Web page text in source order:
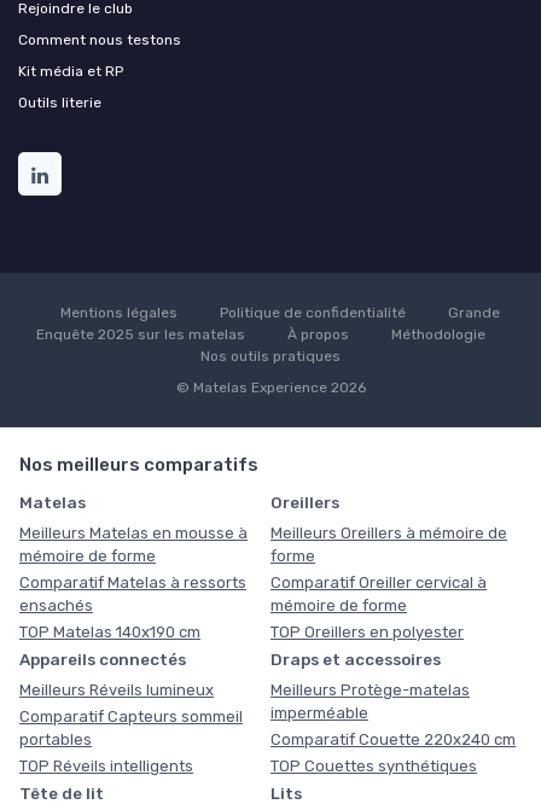
Rejoindre le club
Comment nous testons
Kit média et RP
Outils literie
Mentions légales Politique de confidentialité
Grande
Enquête 2025 sur les matelas
À propos
Méthodologie
Nos outils pratiques
© Matelas Experience 2026
Nos meilleurs comparatifs
Matelas
Meilleurs Matelas en mousse à
mémoire de forme
Comparatif Matelas à ressorts
ensachés
TOP Matelas 140x190 cm
Oreillers
Meilleurs Oreillers à mémoire de
forme
Comparatif Oreiller cervical à
mémoire de forme
TOP Oreillers en polyester
Appareils connectés
Meilleurs Réveils lumineux
Comparatif Capteurs sommeil
portables
TOP Réveils intelligents
Draps et accessoires
Meilleurs Protège-matelas
imperméable
Comparatif Couette 220x240 cm
TOP Couettes synthétiques
Tête de lit Lits